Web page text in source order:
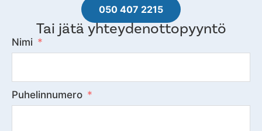
050 407 2215
Tai jätä yhteydenottopyyntö
Nimi
Puhelinnumero